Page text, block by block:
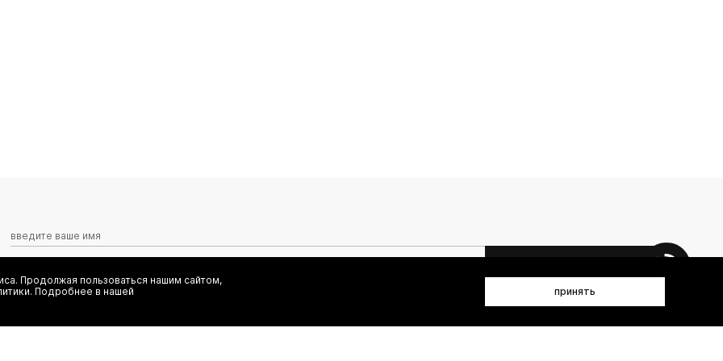
Я даю согласие на сбор, обработку и хранение моих персональных данных (имя, email, телефон) для получения рекламных и
Политикой конфиденциальности
Продолжая пользоваться нашим сайтом,
Подробнее в нашей
принять